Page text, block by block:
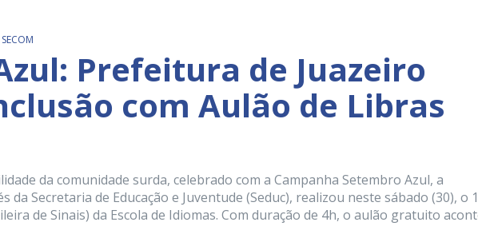
Prefeitura de Juazeiro
com Aulão de Libras
da comunidade surda, celebrado com a Campanha Setembro Azul, a
da Secretaria de Educação e Juventude (Seduc), realizou neste sábado (30), o
de Sinais) da Escola de Idiomas. Com duração de 4h, o aulão gratuito